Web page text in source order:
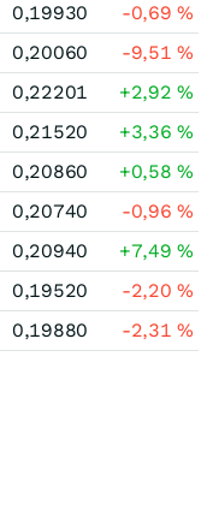
0,19930 -0,69%
0,20060 -9,51%
0,22201 +2,92%
0,21520 +3,36%
0,20860 +0,58%
0,20740 -0,96%
0,20940 +7,49%
0,19520 -2,20%
0,19880 -2,31%